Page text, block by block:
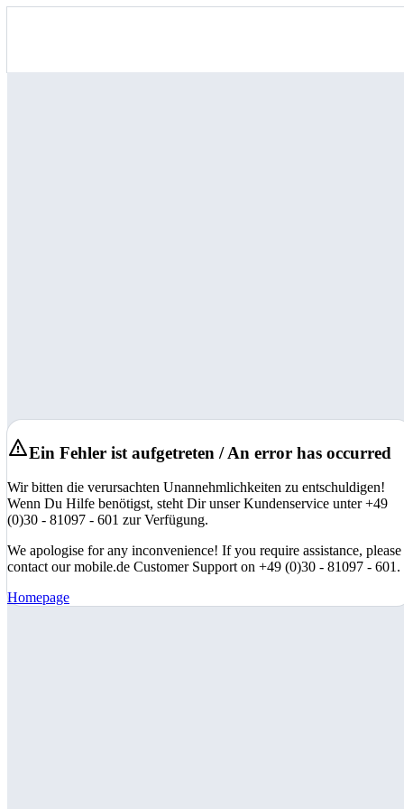
Ein Fehler ist aufgetreten / An error has occurred
Wir bitten die verursachten Unannehmlichkeiten zu entschuldigen!
Wenn Du Hilfe benötigst, steht Dir unser Kundenservice unter +49
(0)30 - 81097 - 601 zur Verfügung.
We apologise for any inconvenience! If you require assistance, please
contact our mobile.de Customer Support on +49 (0)30 - 81097 - 601.
Homepage